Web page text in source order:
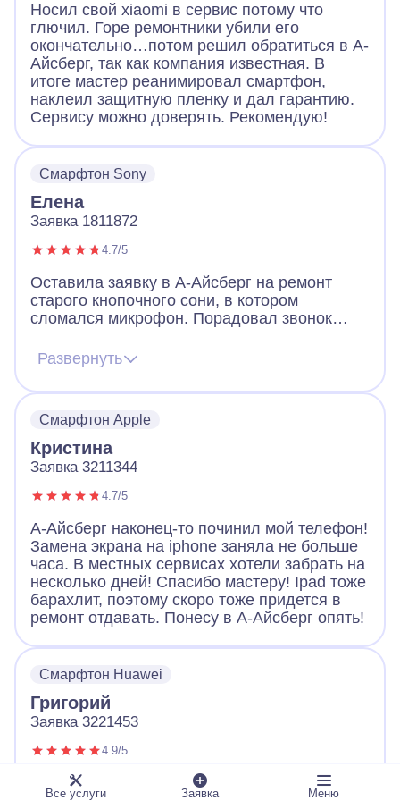
Носил свой xiaomi в сервис потому что
глючил. Горе ремонтники убили его
окончательно…потом решил обратиться в А-
Айсберг, так как компания известная. В
итоге мастер реанимировал смартфон,
наклеил защитную пленку и дал гарантию.
Сервису можно доверять. Рекомендую!
Смарфтон Sony
Елена
Заявка 1811872
4.7/5
Оставила заявку в А-Айсберг на ремонт
старого кнопочного сони, в котором
сломался микрофон. Порадовал звонок
назначил мастера, договорились, что он
приедет вечером того же дня. Так и
случилось. Мастер разобрал телефон, что-
Большое спасибо!
Развернуть
Смарфтон Apple
Кристина
Заявка 3211344
4.7/5
А-Айсберг наконец-то починил мой телефон!
Замена экрана на iphone заняла не больше
часа. В местных сервисах хотели забрать на
несколько дней! Спасибо мастеру! Ipad тоже
барахлит, поэтому скоро тоже придется в
ремонт отдавать. Понесу в А-Айсберг опять!
Смарфтон Huawei
Григорий
Заявка 3221453
4.9/5
Обращался с неисправным телефоном в А-
Айсберг. Оператор вежливо выслушал и
Все услуги Заявка Меню